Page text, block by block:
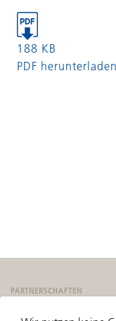
188 KB
PDF herunterladen
PARTNERSCHAFTEN